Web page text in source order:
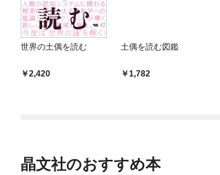
世界の土偶を読む
2,420
土偶を読む図鑑
1,782
晶文社のおすすめ本